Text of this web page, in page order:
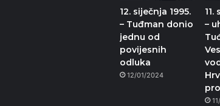
12. siječnja 1995.
– Tuđman donio
jednu od
povijesnih
odluka
12/01/2024
11.
–